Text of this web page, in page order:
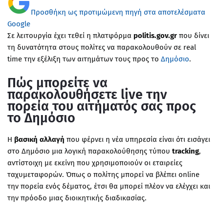
Προσθήκη ως προτιμώμενη πηγή στα αποτελέσματα
Google
Σε λειτουργία έχει τεθεί η πλατφόρμα politis.gov.gr που δίνει
τη δυνατότητα στους πολίτες να παρακολουθούν σε real
time την εξέλιξη των αιτημάτων τους προς το Δημόσιο.
Πώς μπορείτε να
παρακολουθήσετε live την
πορεία του αιτήματός σας προς
το Δημόσιο
Η βασική αλλαγή που φέρνει η νέα υπηρεσία είναι ότι εισάγει
στο Δημόσιο μια λογική παρακολούθησης τύπου tracking,
αντίστοιχη με εκείνη που χρησιμοποιούν οι εταιρείες
ταχυμεταφορών. Όπως ο πολίτης μπορεί να βλέπει online
την πορεία ενός δέματος, έτσι θα μπορεί πλέον να ελέγχει και
την πρόοδο μιας διοικητικής διαδικασίας.